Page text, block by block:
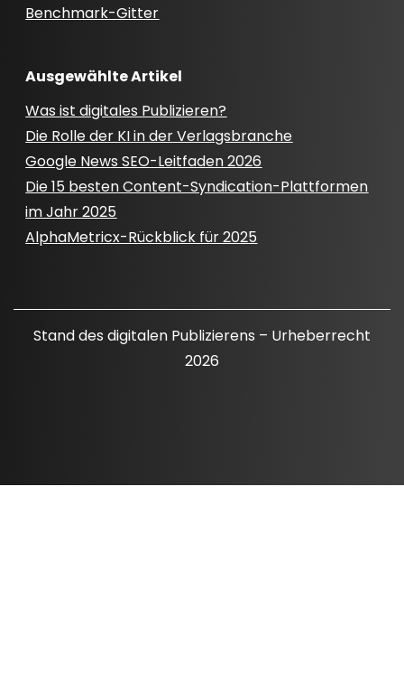
Benchmark-Gitter
Ausgewählte Artikel
Was ist digitales Publizieren?
Die Rolle der KI in der Verlagsbranche
Google News SEO-Leitfaden 2026
Die 15 besten Content-Syndication-Plattformen
im Jahr 2025
AlphaMetricx-Rückblick für 2025
Stand des digitalen Publizierens – Urheberrecht
2026